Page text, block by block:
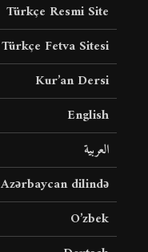
Türkçe Resmi Site
Türkçe Fetva Sitesi
Kur’an Dersi
English
العربية
Azərbaycan dilində
O’zbek